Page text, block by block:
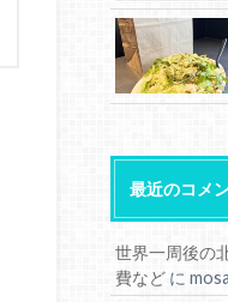
最近のコメ
世界一周後の
費など に